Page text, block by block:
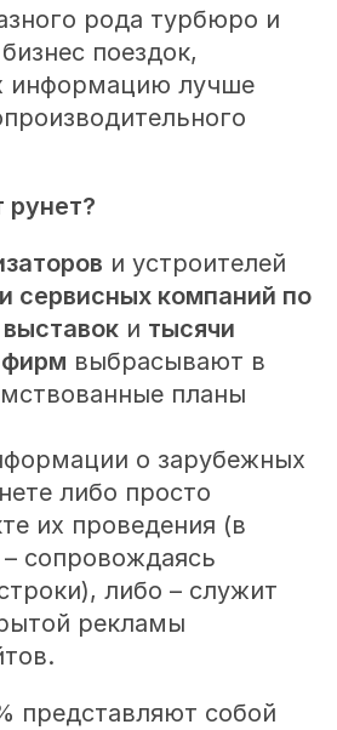
рода турбюро и
поездок,
информацию лучше
рунет?
и устроителей
сервисных компаний по
и тысячи
фирм выбрасывают в
планы
о зарубежных
либо просто
их проведения (в
сопровождаясь
либо – служит
рекламы
представляют собой